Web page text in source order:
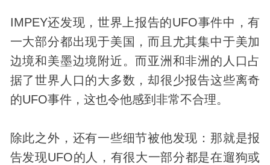
IMPEY还发现 ，世界上报告的UFO事件中，有
一大部分都出现于美国，而且尤其集中于美加
边境和美墨边境附近。而亚洲和非洲的人口占
据了世界人口的大多数，却很少报告这些离奇
的UFO事件，这也令他感到非常不合理。
除此之外，还有一些细节被他发现：那就是报
告发现UFO的人，有很大一部分都是在遛狗或